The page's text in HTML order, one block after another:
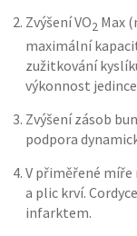
Zvýšení VO2 Max
maximální
zužitkování
výkonnost
Zvýšení zásob
podpora
V přiměřené míře
a plic krví.
infarktem.